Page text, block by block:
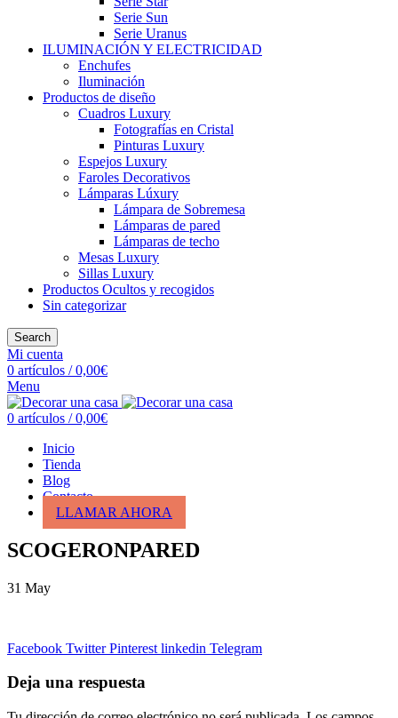
Serie Sun
Serie Uranus
ILUMINACIÓN Y ELECTRICIDAD
Enchufes
Iluminación
Productos de diseño
Cuadros Luxury
Fotografías en Cristal
Pinturas Luxury
Espejos Luxury
Faroles Decorativos
Lámparas Lúxury
Lámpara de Sobremesa
Lámparas de pared
Lámparas de techo
Mesas Luxury
Sillas Luxury
Productos Ocultos y recogidos
Sin categorizar
Search
Mi cuenta
0 artículos / 0,00€
Menu
0 artículos / 0,00€
Inicio
Tienda
Blog
Contacto
LLAMAR AHORA
SCOGERONPARED
31 May
Facebook Twitter Pinterest linkedin Telegram
Deja una respuesta